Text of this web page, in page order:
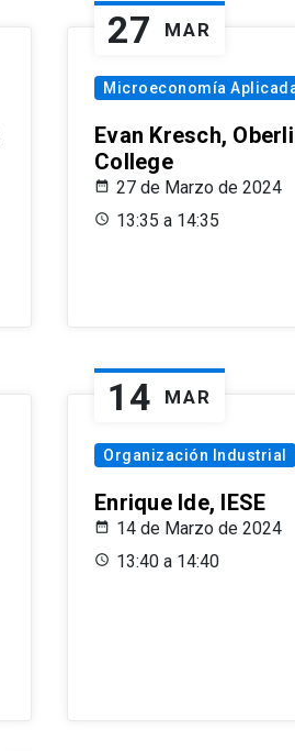
27 MAR
Microeconomía
Evan Kresch,
College
27 de Marzo de 2024
13:35 a 14:35
14 MAR
Organización Industrial
Enrique Ide, IESE
14 de Marzo de 2024
13:40 a 14:40